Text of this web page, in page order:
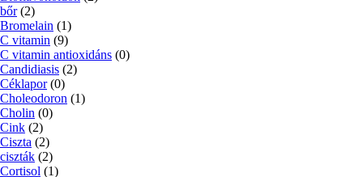
bőr (2)
Bromelain (1)
C vitamin (9)
C vitamin antioxidáns (0)
Candidiasis (2)
Céklapor (0)
Choleodoron (1)
Cholin (0)
Cink (2)
Ciszta (2)
ciszták (2)
Cortisol (1)